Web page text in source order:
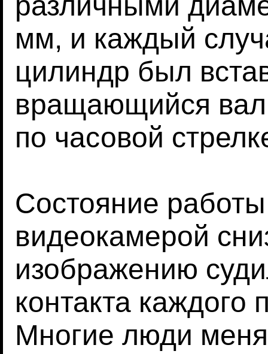
мм, и каждый
цилиндр был
вращающийся
по часовой
Состояние
видеокамерой
изображению
контакта
Многие люди